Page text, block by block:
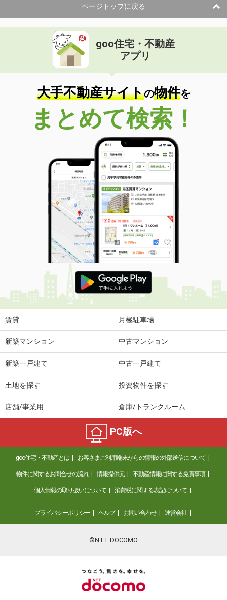
ページトップに戻る
goo住宅・不動産
アプリ
大手不動産サイトの物件を
まとめて検索！
賃貸 月極駐車場
新築マンション 中古マンション
新築一戸建て 中古一戸建て
土地を探す 投資物件を探す
店舗/事業用 倉庫/トランクルーム
PC版へ
goo住宅・不動産とは お客さまご利用端末からの情報の外部送信について
物件に関するお問合せの流れ 情報提供元 不動産情報に関する免責事項
個人情報の取り扱いについて 消費税に関する表記について
プライバシーポリシー ヘルプ お問い合わせ 運営会社
©NTT DOCOMO